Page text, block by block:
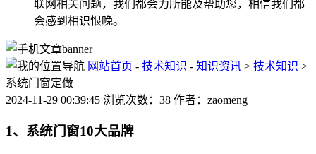
联网相关问题，我们都会力所能及帮助您，相信我们都
会感到相识恨晚。
网站首页 - 技术知识 - 知识资讯 > 技术知识 >
系统门窗定做
2024-11-29 00:39:45 浏览次数：38 作者：zaomeng
1、系统门窗10大品牌